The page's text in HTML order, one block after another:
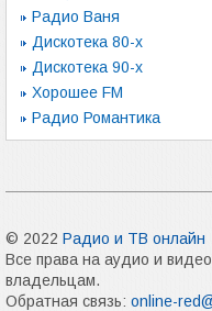
Радио Ваня
Дискотека 80-х
Дискотека 90-х
Хорошее FM
Радио Романтика
© 2022 Радио и ТВ онлайн
Все права на аудио и
владельцам.
Обратная связь: online-